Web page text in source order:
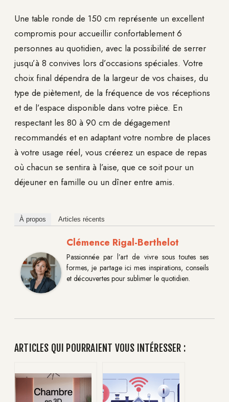
Une table ronde de 150 cm représente un excellent
compromis pour accueillir confortablement 6
personnes au quotidien, avec la possibilité de serrer
jusqu’à 8 convives lors d’occasions spéciales. Votre
choix final dépendra de la largeur de vos chaises, du
type de piètement, de la fréquence de vos réceptions
et de l’espace disponible dans votre pièce. En
respectant les 80 à 90 cm de dégagement
recommandés et en adaptant votre nombre de places
à votre usage réel, vous créerez un espace de repas
où chacun se sentira à l’aise, que ce soit pour un
déjeuner en famille ou un dîner entre amis.
À propos Articles récents
Clémence Rigal-Berthelot
Passionnée par l’art de vivre sous toutes ses
formes, je partage ici mes inspirations, conseils
et découvertes pour sublimer le quotidien.
ARTICLES QUI POURRAIENT VOUS INTÉRESSER :